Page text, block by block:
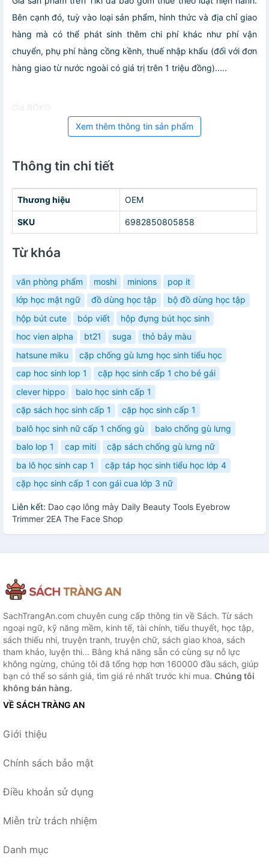
Bên cạnh đó, tuỳ vào loại sản phẩm, hình thức và địa chỉ giao
hàng mà có thể phát sinh thêm chi phí khác như phí vận
chuyển, phụ phí hàng cồng kềnh, thuế nhập khẩu (đối với đơn
hàng giao từ nước ngoài có giá trị trên 1 triệu đồng).....
Giá ROKO
Xem thêm thông tin sản phẩm
Thông tin chi tiết
Thương hiệu OEM
SKU 6982850805858
Từ khóa
văn phòng phẩm moshi minions
pop it
lớp học mật ngữ
đồ dùng học tập
bộ đồ dùng học tập
hộp bút cute
bóp viết
hộp đựng bút học sinh
hoc vien alpha
bt21 suga
thỏ bảy màu
hatsune miku
cặp chống gù lưng học sinh tiểu học
cap hoc sinh lop 1
cặp học sinh cấp 1 cho bé gái
clever hippo
balo học sinh cấp 1
cặp sách học sinh cấp 1
cặp học sinh cấp 1
balô học sinh nữ cấp 1 chống gù
balo chống gù lưng
balo lop 1
cap miti
cặp sách chống gù lưng nữ
ba lô học sinh cap 1
cặp táp học sinh tiểu học lớp 4
cặp học sinh cấp 1 con gái cua lớp 3 nữ
Liên kết: Dao cạo lông mày Daily Beauty Tools Eyebrow
Trimmer 2EA The Face Shop
SachTrangAn.com chuyên cung cấp thông tin về Sách. Từ sách
ngoại ngữ, kỹ năng mềm, kinh tế, tài chính, tiểu thuyết, học tập,
sách thiếu nhi, truyện tranh, truyện chữ, sách giao khoa, sách
tham khảo, luyện thi... Bằng khả năng sẵn có cùng sự nỗ lực
không ngừng, chúng tôi đã tổng hợp hơn 160000 đầu sách, giúp
bạn có thể so sánh giá, tìm giá rẻ nhất trước khi mua. Chúng tôi
không bán hàng.
VỀ SÁCH TRÀNG AN
Giới thiệu
Chính sách bảo mật
Điều khoản sử dụng
Miễn trừ trách nhiệm
Danh mục